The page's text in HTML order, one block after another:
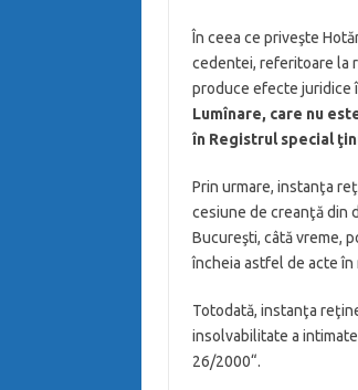
În ceea ce priveşte
cedentei, referitoare la
produce efecte juridice
Lumînare, care nu
în Registrul specialţ
Prin urmare, instanţa
cesiune de creanţă din
Bucureşti, câtă vreme,
încheia astfel de acte în
Totodată, instanţa
insolvabilitate a
26/2000“.